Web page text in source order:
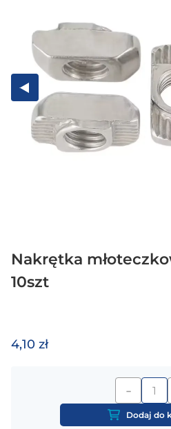
Nakrętka
10szt
4,10 zł
-
ilość
Nakrętka
Dodaj do